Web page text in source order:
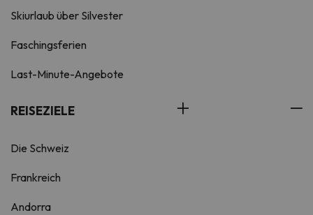
Skiurlaub über Silvester
Faschingsferien
Last-Minute-Angebote
REISEZIELE
Die Schweiz
Frankreich
Andorra